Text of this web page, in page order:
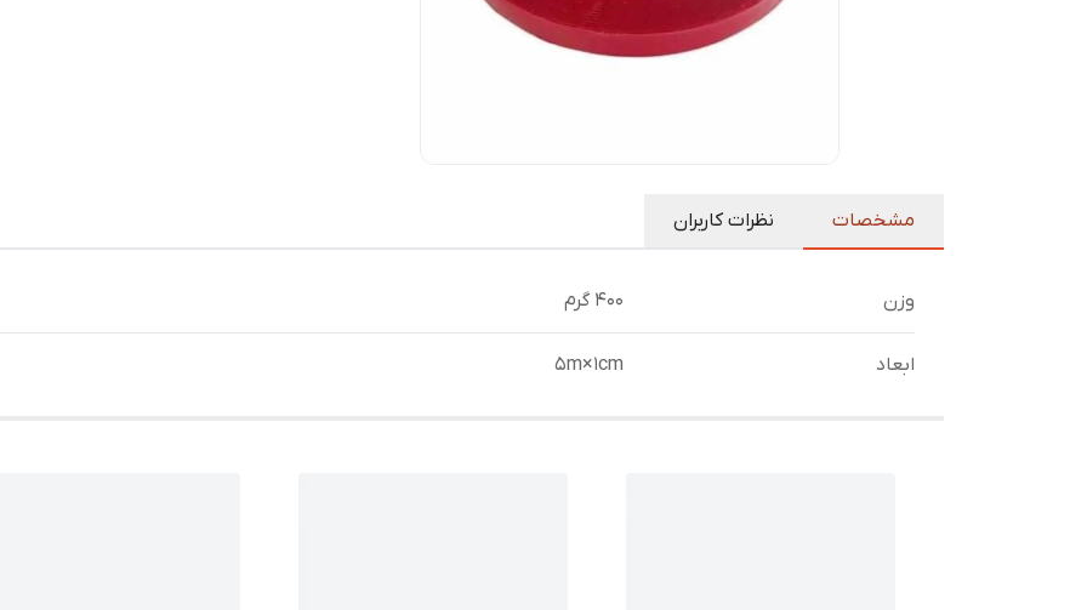
مشخصات نظرات کاربران
وزن 400 گرم
ابعاد ۵m×1cm